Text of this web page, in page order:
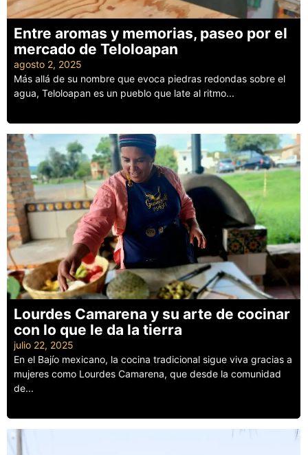
Entre aromas y memorias, paseo por el
mercado de Teloloapan
agosto 2, 2025
Más allá de su nombre que evoca piedras redondas sobre el
agua, Teloloapan es un pueblo que late al ritmo...
Lourdes Camarena y su arte de cocinar
con lo que le da la tierra
julio 22, 2025
En el Bajío mexicano, la cocina tradicional sigue viva gracias a
mujeres como Lourdes Camarena, que desde la comunidad
de...